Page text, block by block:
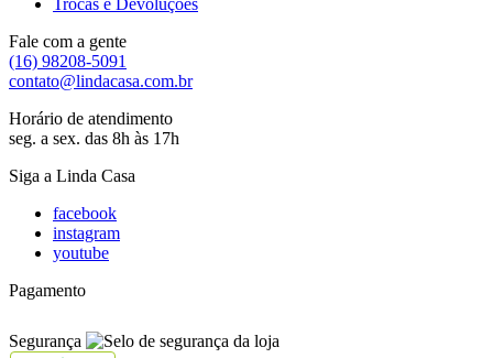
Trocas e Devoluções
Fale com a gente
(16) 98208-5091
contato@lindacasa.com.br
Horário de atendimento
seg. a sex. das 8h às 17h
Siga a Linda Casa
facebook
instagram
youtube
Pagamento
Segurança